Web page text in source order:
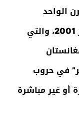
الواحد
والعشرين، خاصة بعد أحداث سبتمبر 2001، والتي
في حروب
أو غير مباشرة